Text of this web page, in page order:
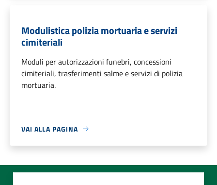
Modulistica polizia mortuaria e servizi
cimiteriali
Moduli per autorizzazioni funebri, concessioni
cimiteriali, trasferimenti salme e servizi di polizia
mortuaria.
VAI ALLA PAGINA